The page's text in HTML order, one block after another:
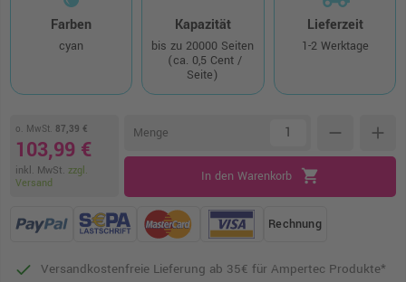
Farben
cyan
Kapazität
bis zu 20000 Seiten
(ca. 0,5 Cent /
Seite)
Lieferzeit
1-2 Werktage
o. MwSt. 87,39 €
103,99 €
inkl. MwSt. zzgl.
Versand
Menge remove add
In den Warenkorb shopping_cart
Rechnung
Versandkostenfreie Lieferung ab 35€ für Ampertec Produkte*